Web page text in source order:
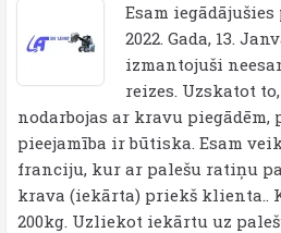
Esam
2022. Gada, 13.
izmantojuši
reizes. Uzskatot
nodarbojas ar kravu piegādēm,
pieejamība ir būtiska. Esam
franciju, kur ar palešu ratiņu
krava (iekārta) priekš klienta..
200kg. Uzliekot iekārtu uz